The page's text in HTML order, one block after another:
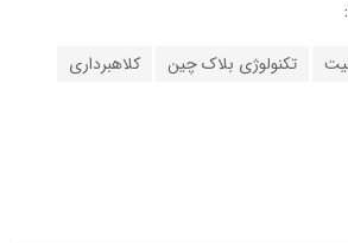
تکنولوژی بلاک چین
کلاهبرداری